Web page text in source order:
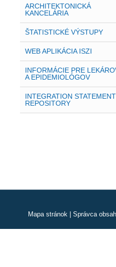
ARCHITEKTONICKÁ
KANCELÁRIA
ŠTATISTICKÉ VÝSTUPY
WEB APLIKÁCIA ISZI
INFORMÁCIE PRE
A EPIDEMIOLÓGOV
INTEGRATION
REPOSITORY
Mapa stránok| Správca